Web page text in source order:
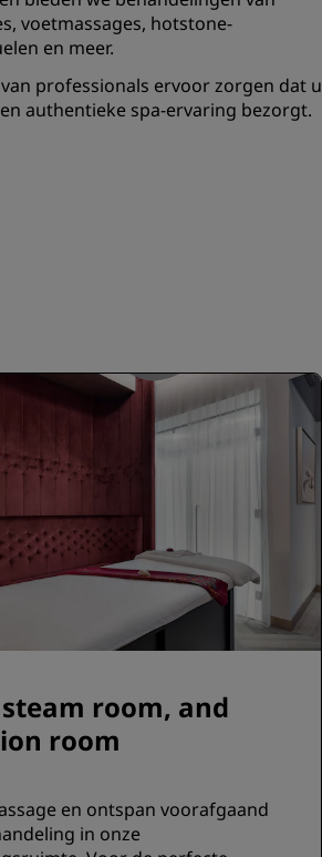
voetmassages, hotstone-
en meer.
professionals ervoor zorgen dat u
authentieke spa-ervaring bezorgt.
room, and
room
en ontspan voorafgaand
in onze